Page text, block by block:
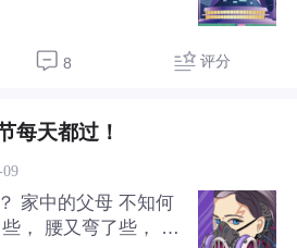
能、帮助行业转型，
上规模最大的面向IC
由原有的HCC（华
（华为网络大
者大会）整合而
业界精英为了迎接智
8 评分
每天都过！
09
家中的父母 不知何
， 腰又弯了些， 时